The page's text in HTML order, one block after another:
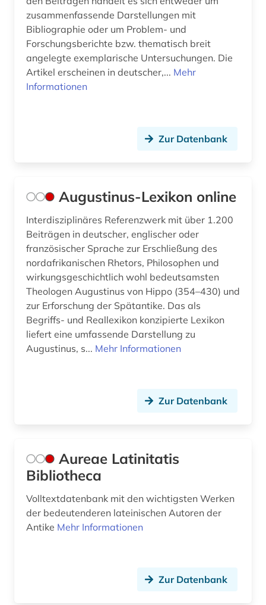
niederlandistik (1)
nikolaus kusanus (1)
nikolaus von kues (1)
numismatik (1)
ontologie (1)
open access (2)
open data (1)
open science (1)
oper (1)
orientalistik (2)
orthodoxe kirche (1)
papyrologie (3)
papyrus (15)
patristik (7)
zusammenfassende Darstellungen mit
Bibliographie oder um Problem- und
Forschungsberichte bzw. thematisch breit
angelegte exemplarische Untersuchungen. Die
Artikel erscheinen in deutscher,... Mehr
Informationen
Zur Datenbank
Augustinus-Lexikon online
Interdisziplinäres Referenzwerk mit über 1.200
Beiträgen in deutscher, englischer oder
französischer Sprache zur Erschließung des
nordafrikanischen Rhetors, Philosophen und
wirkungsgeschichtlich wohl bedeutsamsten
Theologen Augustinus von Hippo (354–430) und
zur Erforschung der Spätantike. Das als
Begriffs- und Reallexikon konzipierte Lexikon
liefert eine umfassende Darstellung zu
Augustinus, s... Mehr Informationen
Zur Datenbank
Aureae Latinitatis
Bibliotheca
Volltextdatenbank mit den wichtigsten Werken
der bedeutenderen lateinischen Autoren der
Antike Mehr Informationen
Zur Datenbank